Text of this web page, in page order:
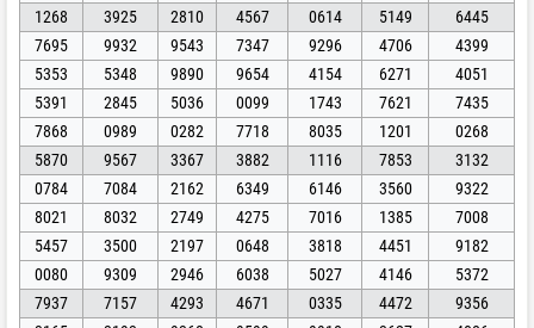
1268
3925 2810 4567 0614 5149
6445
7695
9932 9543 7347 9296 4706
4399
5353
5348 9890 9654 4154 6271
4051
5391
2845 5036 0099 1743 7621
7435
7868
0989 0282 7718 8035 1201
0268
5870
9567 3367 3882 1116 7853
3132
0784
7084 2162 6349 6146 3560
9322
8021
8032 2749 4275 7016 1385
7008
5457
3500 2197 0648 3818 4451
9182
0080
9309 2946 6038 5027 4146
5372
7937
7157 4293 4671 0335 4472
9356